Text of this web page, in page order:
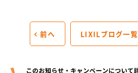
前へ LIXILブログ一覧